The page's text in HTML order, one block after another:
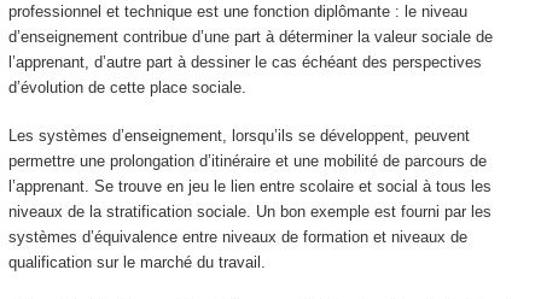
professionnel et technique est une fonction diplômante: le niveau
d’enseignement contribue d’une part à déterminer la valeur sociale de
l’apprenant, d’autre part à dessiner le cas échéant des perspectives
d’évolution de cette place sociale.
Les systèmes d’enseignement, lorsqu’ils se développent, peuvent
permettre une prolongation d’itinéraire et une mobilité de parcours de
l’apprenant. Se trouve en jeu le lien entre scolaire et social à tous les
niveaux de la stratification sociale. Un bon exemple est fourni par les
systèmes d’équivalence entre niveaux de formation et niveaux de
qualification sur le marché du travail.